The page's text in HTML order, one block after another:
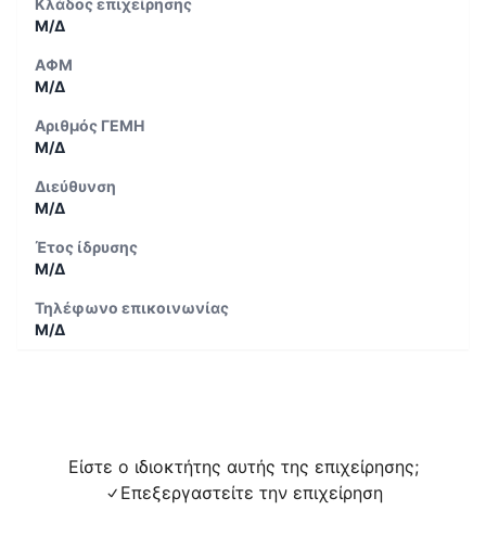
Κλάδος επιχείρησης
Μ/Δ
ΑΦΜ
Μ/Δ
Αριθμός ΓΕΜΗ
Μ/Δ
Διεύθυνση
Μ/Δ
Έτος ίδρυσης
Μ/Δ
Τηλέφωνο επικοινωνίας
Μ/Δ
Είστε ο ιδιοκτήτης αυτής της επιχείρησης;
Επεξεργαστείτε την επιχείρηση